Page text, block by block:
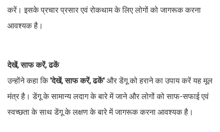
करें। इसके प्रचार प्रसार एवं रोकथाम के लिए लोगों को जागरूक करना
आवश्यक है।
देखें, साफ करें, ढकें
उन्होंने कहा कि'देखें, साफ करें, ढकें' और डेंगू को हराने का उपाय करें यह मूल
मंत्र है। डेंगू के सामान्य लदाग के बारे में जाने और लोगों को साफ-सफाई एवं
स्वच्छता के साथ डेंगू के लक्षण के बारे में जागरूक करना आवश्यक है।